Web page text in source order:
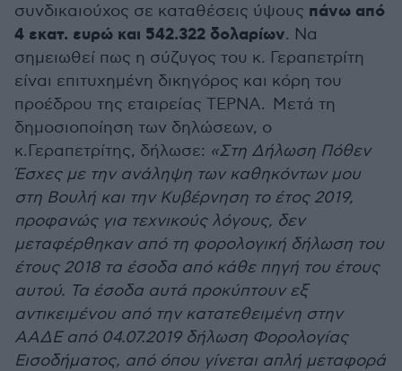
συνδικαιούχος σε καταθέσεις ύψους πάνω από
4 εκατ. ευρώ και 542.322 δολαρίων. Να
σημειωθεί πως η σύζυγος του κ. Γεραπετρίτη
είναι επιτυχημένη δικηγόρος και κόρη του
προέδρου της εταιρείας ΤΕΡΝΑ. Μετά τη
δημοσιοποίηση των δηλώσεων, ο
κ.Γεραπετρίτης, δήλωσε: «Στη Δήλωση Πόθεν
Έσχες με την ανάληψη των καθηκόντων μου
στη Βουλή και την Κυβέρνηση το έτος 2019,
προφανώς για τεχνικούς λόγους, δεν
μεταφέρθηκαν από τη φορολογική δήλωση του
έτους 2018 τα έσοδα από κάθε πηγή του έτους
αυτού. Τα έσοδα αυτά προκύπτουν εξ
αντικειμένου από την κατατεθειμένη στην
ΑΑΔΕ από 04.07.2019 δήλωση Φορολογίας
Εισοδήματος, από όπου γίνεται απλή μεταφορά